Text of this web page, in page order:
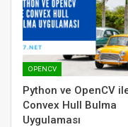
OPENCV
Python ve OpenCV
Convex Hull Bulma
Uygulaması